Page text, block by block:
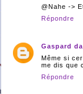
@Nahe ->
Répondre
Gaspard
Même si
me dis que
Répondre